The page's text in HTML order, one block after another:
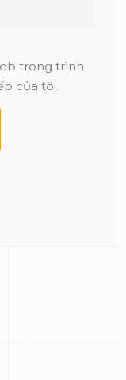
trong trình
của tôi.